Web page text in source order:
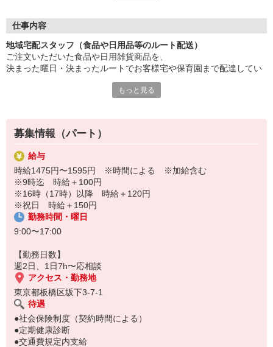
働きやすい時間帯で確かな収入も見込めます◎
プライベートの予定も組みやすいですよ。
＜ 充実の待遇・福利厚生にご注目を ＞
スタッフに安心して、長く活躍してもらえるよう
スキルアップのサポートなど、待遇を手厚く整えています。
事務、建設、製造、小売り等、他業種の経験ある方活躍中！
仕事内容
地域宅配スタッフ（食品や日用品等のルート配送）
ご注文いただいた食品や日用雑貨商品を、
決まった曜日・決まったルートでお客様宅や保育園まで配達してい
宅配BOXや置き配を希望される御家庭も多く、ご不在の御家庭が多
■曜日ごとの固定ルート
■1.5t全車オートマ、バックモニター付
■積み込み作業なし
★未経験の方も安心、身体の負担も少なめです。
もっと見る
募集情報（パート）
給与
時給1475円〜1595円 ※時間による ※加給含む
※9時迄 時給＋100円
※16時（17時）以降 時給＋120円
※祝日 時給＋150円
勤務時間・曜日
9:00〜17:00
【勤務日数】
週2日、1日7h〜応相談
アクセス・勤務地
東京都板橋区坂下3-7-1
待遇
●社会保険制度（契約時間による）
●定期健康診断
●交通費規定内支給